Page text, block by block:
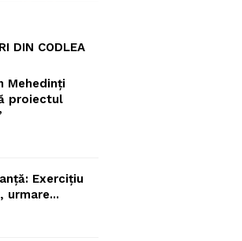
DIN CODLEA
Mehedinți
proiectul
Exercițiu
urmare...